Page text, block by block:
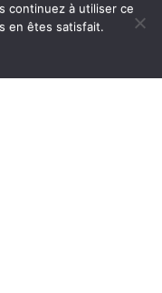
continuez à utiliser ce
en êtes satisfait.